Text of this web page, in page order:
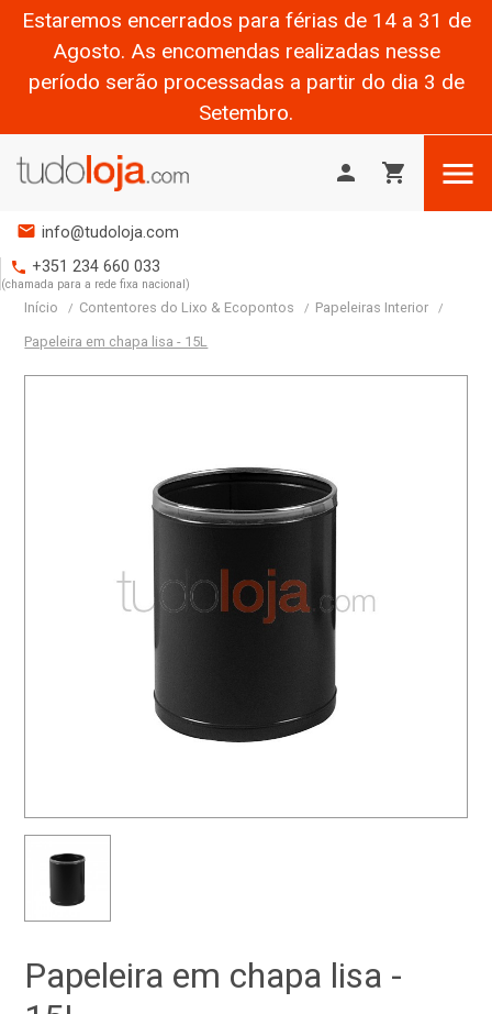
Estaremos encerrados para férias de 14 a 31 de
Agosto. As encomendas realizadas nesse
período serão processadas a partir do dia 3 de
Setembro.
person shopping_cart 
mail info@tudoloja.com
phone +351 234 660 033
(chamada para a rede fixa nacional)
Início Contentores do Lixo & Ecopontos Papeleiras Interior
Papeleira em chapa lisa - 15L
Papeleira em chapa lisa -